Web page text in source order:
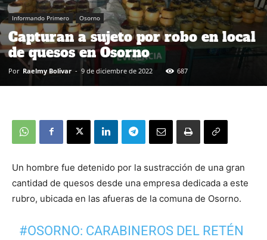
Informando Primero Osorno
Capturan a sujeto por robo en local
de quesos en Osorno
Por Raelmy Bolivar - 9 de diciembre de 2022 687
Un hombre fue detenido por la sustracción de una gran
cantidad de quesos desde una empresa dedicada a este
rubro, ubicada en las afueras de la comuna de Osorno.
#OSORNO: CARABINEROS DEL RETÉN